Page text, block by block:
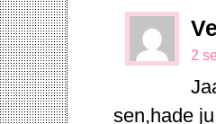
2
sen,hade